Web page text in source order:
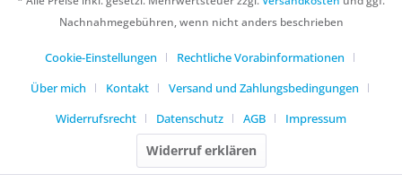
Nachnahmegebühren, wenn nicht anders beschrieben
Cookie-Einstellungen
Rechtliche Vorabinformationen
Über mich
Kontakt
Versand und Zahlungsbedingungen
Widerrufsrecht
Datenschutz AGB Impressum
Widerruf erklären